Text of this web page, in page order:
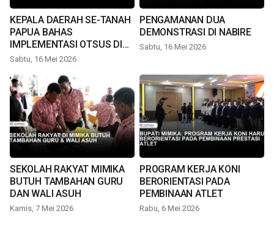
KEPALA DAERAH SE-TANAH
PAPUA BAHAS
IMPLEMENTASI OTSUS DI
TIMIKA
Sabtu, 16 Mei 2026
PENGAMANAN DUA
DEMONSTRASI DI NABIRE
Sabtu, 16 Mei 2026
SEKOLAH RAKYAT MIMIKA
BUTUH TAMBAHAN GURU
DAN WALI ASUH
Kamis, 7 Mei 2026
PROGRAM KERJA KONI
BERORIENTASI PADA
PEMBINAAN ATLET
Rabu, 6 Mei 2026